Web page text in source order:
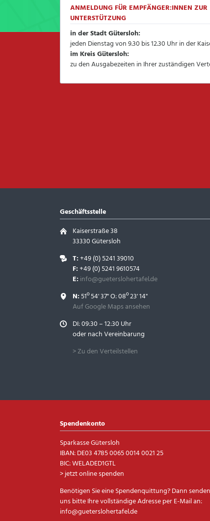
ANMELDUNG FÜR EMPFÄNGER:INNEN ZUR
UNTERSTÜTZUNG
in der Stadt Gütersloh:
jeden Dienstag von 9.30 bis 12.30 Uhr in der
im Kreis Gütersloh:
zu den Ausgabezeiten in Ihrer zuständigen
Geschäftsstelle
Kaiserstraße 38
33330 Gütersloh
T:+49 (0) 5241 39010
F:+49 (0) 5241 9610574
E: info@gueterslohertafel.de
N: 51º 54' 37" O: 08º 23' 14"
Auf Google Maps ansehen
DI: 09:30 – 12:30 Uhr
oder nach Vereinbarung
> Zu den Verteilstellen
Spendenkonto
Sparkasse Gütersloh
IBAN: DE03 4785 0065 0014 0021 25
BIC: WELADED1GTL
> jetzt online spenden
Benötigen Sie eine Spendenquittung? Dann
uns bitte Ihre vollständige Adresse per E-Mail an:
info@gueterslohertafel.de